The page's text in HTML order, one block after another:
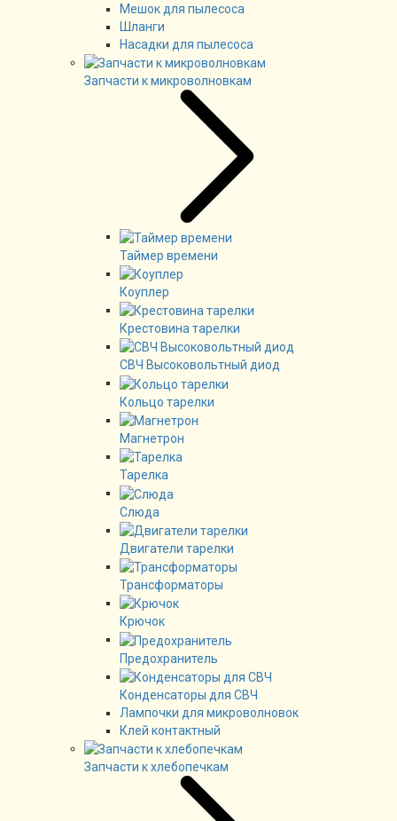
Мешок для пылесоса
Шланги
Насадки для пылесоса
Запчасти к микроволновкам
Таймер времени
Коуплер
Крестовина тарелки
СВЧ Высоковольтный диод
Кольцо тарелки
Магнетрон
Тарелка
Слюда
Двигатели тарелки
Трансформаторы
Крючок
Предохранитель
Конденсаторы для СВЧ
Лампочки для микроволновок
Клей контактный
Запчасти к хлебопечкам